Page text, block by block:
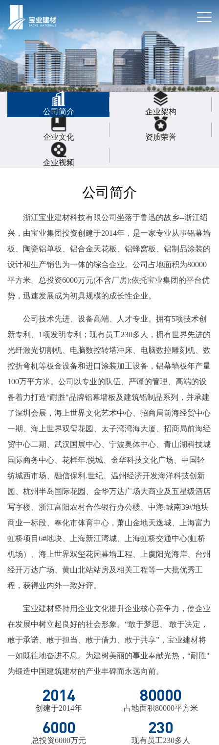
公司简介 企业架构
企业文化 资质荣誉
企业视频
公司简介
浙江宝业建材科技有限公司坐落于鲁迅的故乡--浙江绍
兴，由宝业集团投资创建于2014年，是一家专业从事铝幕墙
板、陶瓷铝单板、铝合金天花板、铝蜂窝板、铝制品涂装的
设计和生产销售为一体的综合企业。公司占地面积为80000
平方米。总投资6000万元(不含厂房);依托宝业集团的平台优
势，迅速发展成为初具规模的成长性企业。
公司技术先进、设备高端、人才专业。拥有5项技术创
新专利、1项发明专利；现有员工230多人，拥有世界先进的
光纤激光切割机、电脑数控转塔冲床、电脑数控雕刻机、数
控折弯机等板金设备和进口涂装加工设备，铝幕墙板年产量
100万平方米。公司以专业的队伍、严谨的管理、高端的设
备着力打造“耐胜"品牌铝幕墙板及建筑铝制品系列，并承建
了深圳会展，海上世界文化艺术中心、招商局前海经贸中心
一期、海上世界双玺花园、太子湾湾海大厦、招商局前海经
贸中心二期、武汉国展中心、宁波奥体中心、青山湖科技城
国际商务中心、花样年.悦城、金华科技文化广场、中国轻
纺城西市场、融信保利.世纪、温州经济开发海洋科技创新
园、杭州半岛国际花园、金华万达广场大商业及五星级酒店
写字楼、浙江富阳农村合作银行办公楼、中海.城南39#地块
商业一标段、奉化市体育中心，萧山金地天逸城、上海富力
虹桥项目6#地块、上海新江湾城、上海虹桥交通中心(虹桥
机场）、海上世界双玺花园幕墙工程、上虞阳光海岸、台州
经开万达广场、黄山北站站房及相关工程等一大批优秀工
程，获得业内外一致好评。
宝业建材坚持用企业文化提升企业核心竞争力，使企业
在发展中树立起良好的社会形象。“敢于梦思、 敢于决定，
敢于承诺、敢于担当、敢于借力、敢于共享”，宝业建材将
一如既往地奋进不息。为建树美丽的事业奉献光热，“耐胜"
为锻造中国建筑建材的产业丰碑而永远向前。
2014
创建于2014年
80000
占地面积80000平方米
6000
总投资6000万元
230
现有员工230多人